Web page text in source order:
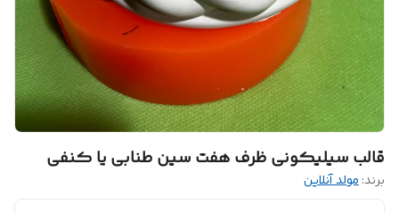
قالب سیلیکونی ظرف هفت سین طنابی یا کنفی
برند:مولد آنلاین